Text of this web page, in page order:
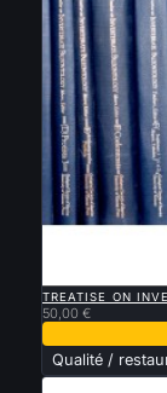
TREATISE ON
50,00 €
Qualité /